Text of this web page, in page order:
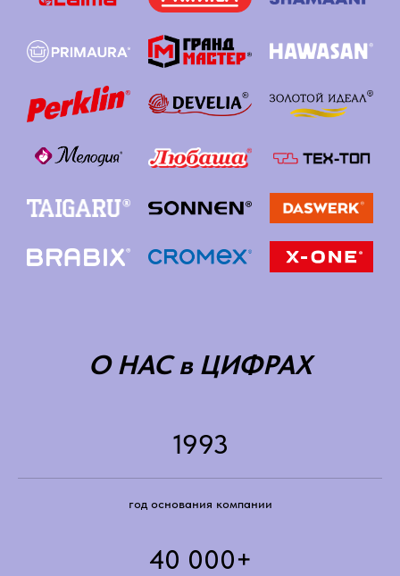
О НАС в ЦИФРАХ
1993
год основания компании
40 000+